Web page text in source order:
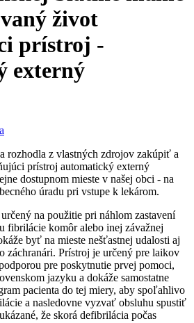
život
prístroj -
externý
rozhodla z vlastných zdrojov zakúpiť a
prístroj automatický externý
dostupnom mieste v našej obci - na
úradu pri vstupe k lekárom.
na použitie pri náhlom zastavení
fibrilácie komôr alebo inej závažnej
byť na mieste nešťastnej udalosti aj
záchranári. Prístroj je určený pre laikov
pre poskytnutie prvej pomoci,
jazyku a dokáže samostatne
pacienta do tej miery, aby spoľahlivo
a nasledovne vyzvať obsluhu spustiť
že skorá defibrilácia počas